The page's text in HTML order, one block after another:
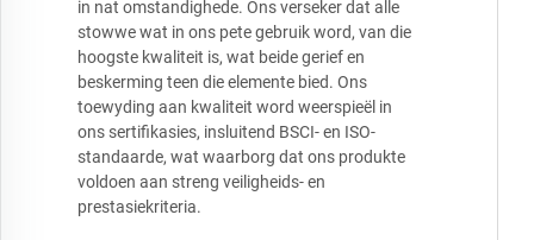
in nat omstandighede. Ons verseker dat alle
stowwe wat in ons pete gebruik word, van die
hoogste kwaliteit is, wat beide gerief en
beskerming teen die elemente bied. Ons
toewyding aan kwaliteit word weerspieël in
ons sertifikasies, insluitend BSCI- en ISO-
standaarde, wat waarborg dat ons produkte
voldoen aan streng veiligheids- en
prestasiekriteria.